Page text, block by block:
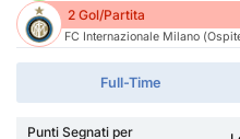
2 Gol/Partita
FC Internazionale Milano
Full-Time
Punti Segnati per